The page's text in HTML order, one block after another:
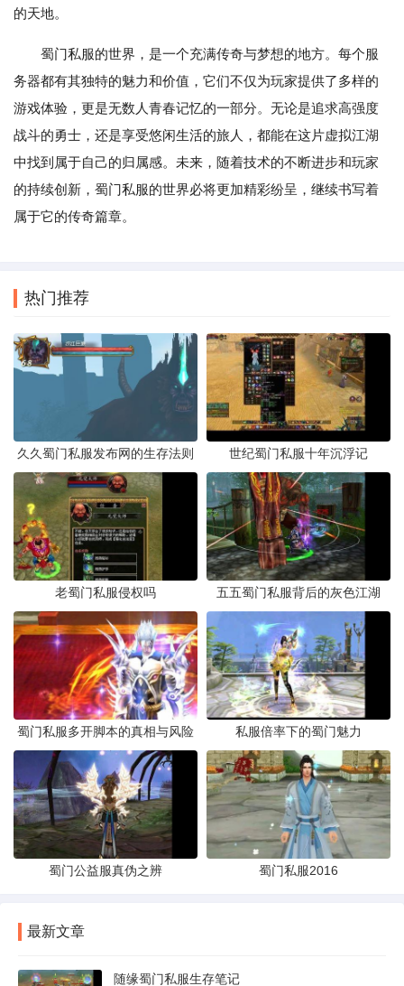
的天地。
蜀门私服的世界，是一个充满传奇与梦想的地方。每个服
务器都有其独特的魅力和价值，它们不仅为玩家提供了多样的
游戏体验，更是无数人青春记忆的一部分。无论是追求高强度
战斗的勇士，还是享受悠闲生活的旅人，都能在这片虚拟江湖
中找到属于自己的归属感。未来，随着技术的不断进步和玩家
的持续创新，蜀门私服的世界必将更加精彩纷呈，继续书写着
属于它的传奇篇章。
热门推荐
久久蜀门私服发布网的生存法则 世纪蜀门私服十年沉浮记
老蜀门私服侵权吗 五五蜀门私服背后的灰色江湖
蜀门私服多开脚本的真相与风险 私服倍率下的蜀门魅力
蜀门公益服真伪之辨 蜀门私服2016
最新文章
随缘蜀门私服生存笔记